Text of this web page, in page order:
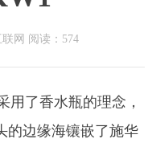
网 阅读：574
用了香水瓶的理念，
的边缘海镶嵌了施华